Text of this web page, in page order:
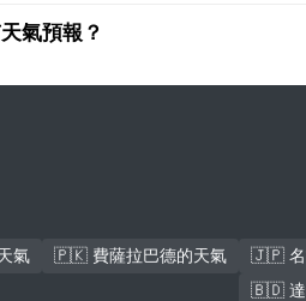
氣預報？
氣 🇵🇰 費薩拉巴德的天氣 🇯🇵 名
🇧🇩 達